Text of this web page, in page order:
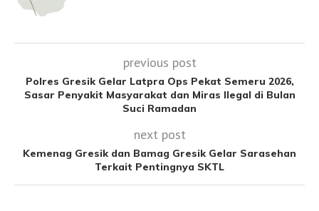
previous post
Polres Gresik Gelar Latpra Ops Pekat Semeru 2026,
Sasar Penyakit Masyarakat dan Miras Ilegal di Bulan
Suci Ramadan
next post
Kemenag Gresik dan Bamag Gresik Gelar Sarasehan
Terkait Pentingnya SKTL